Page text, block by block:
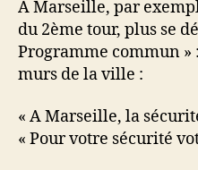
A Marseille, par
du 2ème tour, plus se
Programme commun
murs de la ville :
« A Marseille, la
« Pour votre sécurité